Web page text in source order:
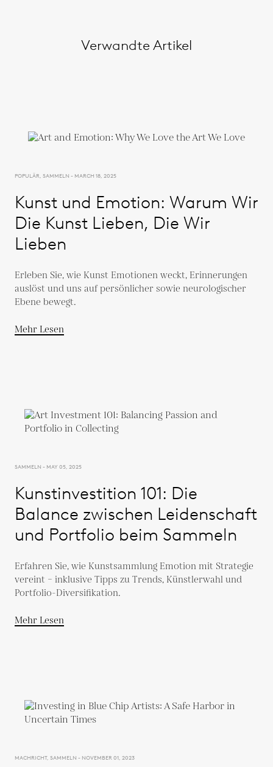
Verwandte Artikel
POPULÄR, SAMMELN - MARCH 18, 2025
Kunst und Emotion: Warum Wir
Die Kunst Lieben, Die Wir
Lieben
Erleben Sie, wie Kunst Emotionen weckt, Erinnerungen
auslöst und uns auf persönlicher sowie neurologischer
Ebene bewegt.
Mehr Lesen
SAMMELN - MAY 05, 2025
Kunstinvestition 101: Die
Balance zwischen Leidenschaft
und Portfolio beim Sammeln
Erfahren Sie, wie Kunstsammlung Emotion mit Strategie
vereint – inklusive Tipps zu Trends, Künstlerwahl und
Portfolio-Diversifikation.
Mehr Lesen
MACHRICHT, SAMMELN - NOVEMBER 01, 2023